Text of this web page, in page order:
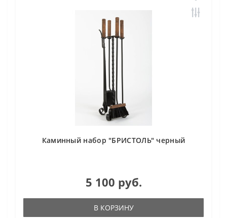
Каминный набор "БРИСТОЛЬ" черный
5 100 руб.
В КОРЗИНУ